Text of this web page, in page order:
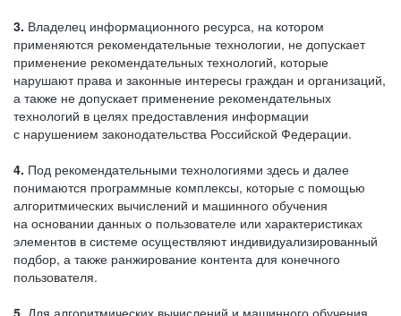
3. Владелец информационного ресурса, на котором
применяются рекомендательные технологии, не допускает
применение рекомендательных технологий, которые
нарушают права и законные интересы граждан и организаций,
а также не допускает применение рекомендательных
технологий в целях предоставления информации
с нарушением законодательства Российской Федерации.
4. Под рекомендательными технологиями здесь и далее
понимаются программные комплексы, которые с помощью
алгоритмических вычислений и машинного обучения
на основании данных о пользователе или характеристиках
элементов в системе осуществляют индивидуализированный
подбор, а также ранжирование контента для конечного
пользователя.
5. Для алгоритмических вычислений и машинного обучения